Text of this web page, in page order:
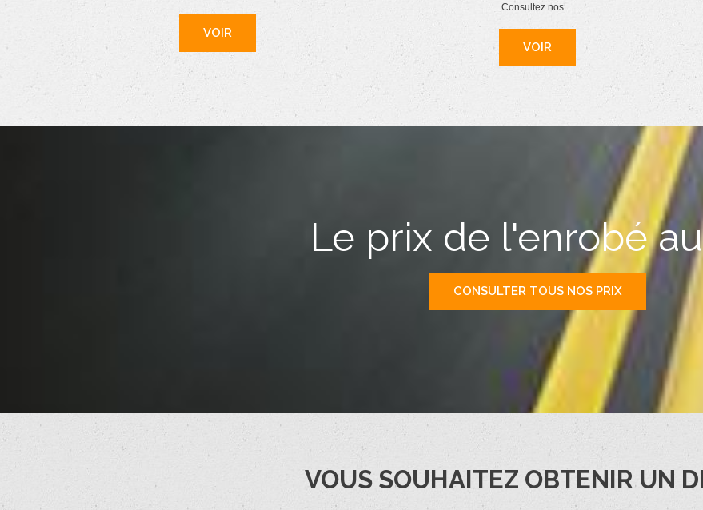
VOIR
Consultez nos…
VOIR
Le prix de l'enrobé
CONSULTER TOUS NOS PRIX
VOUS SOUHAITEZ OBTENIR UN